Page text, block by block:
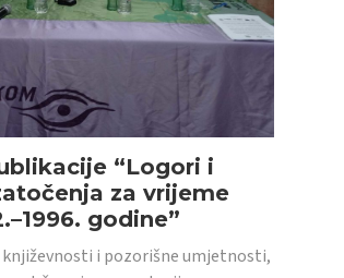
“Logori i
za vrijeme
godine”
i pozorišne umjetnosti,